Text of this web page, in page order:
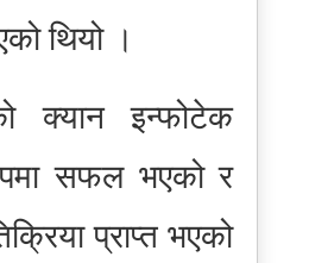
थियो ।
क्यान इन्फोटेक
सफल भएको र
प्राप्त भएको